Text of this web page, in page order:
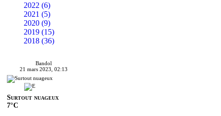
2022 (6)
2021 (5)
2020 (9)
2019 (15)
2018 (36)
Bandol
21 mars 2023, 02:13
Surtout nuageux
7°C